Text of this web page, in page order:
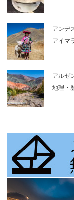
アンデ
アイマ
アルゼ
地理・